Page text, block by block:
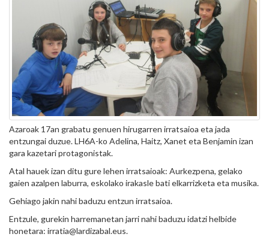
Azaroak 17an grabatu genuen hirugarren irratsaioa eta jada
entzungai duzue. LH6A-ko Adelina, Haitz, Xanet eta Benjamin izan
gara kazetari protagonistak.
Atal hauek izan ditu gure lehen irratsaioak: Aurkezpena, gelako
gaien azalpen laburra, eskolako irakasle bati elkarrizketa eta musika.
Gehiago jakin nahi baduzu entzun irratsaioa.
Entzule, gurekin harremanetan jarri nahi baduzu idatzi helbide
honetara: irratia@lardizabal.eus.